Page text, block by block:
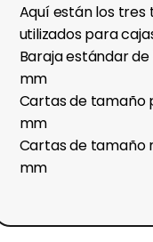
Aquí están los tres
utilizados para
Baraja estándar de
mm
Cartas de tamaño
mm
Cartas de tamaño
mm